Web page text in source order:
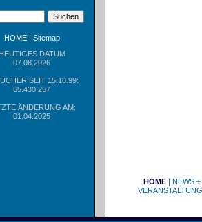
HOME| Sitemap
HEUTIGES DATUM
07.08.2026
SEIT 15.10.99:
65.430.257
ÄNDERUNG AM:
01.04.2025
HOME| NEWS